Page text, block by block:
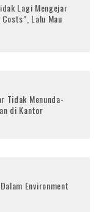
Lagi Mengejar
Lalu Mau
Tidak Menunda-
di Kantor
Environment